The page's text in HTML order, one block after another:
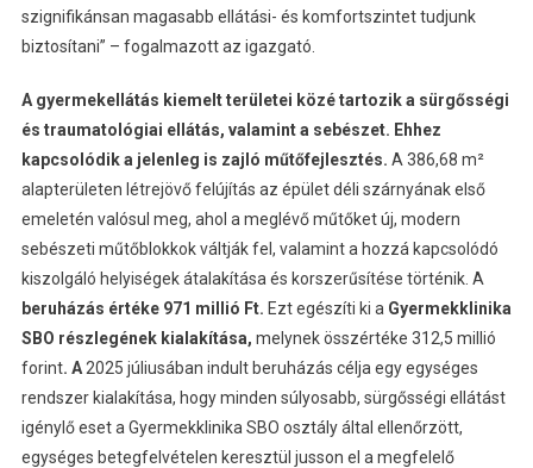
szignifikánsan magasabb ellátási- és komfortszintet tudjunk
biztosítani” – fogalmazott az igazgató.
A gyermekellátás kiemelt területei közé tartozik a sürgősségi
és traumatológiai ellátás, valamint a sebészet. Ehhez
kapcsolódik a jelenleg is zajló műtőfejlesztés. A 386,68 m²
alapterületen létrejövő felújítás az épület déli szárnyának első
emeletén valósul meg, ahol a meglévő műtőket új, modern
sebészeti műtőblokkok váltják fel, valamint a hozzá kapcsolódó
kiszolgáló helyiségek átalakítása és korszerűsítése történik. A
beruházás értéke 971 millió Ft. Ezt egészíti ki a Gyermekklinika
SBO részlegének kialakítása, melynek összértéke 312,5 millió
forint. A2025 júliusában indult beruházás célja egy egységes
rendszer kialakítása, hogy minden súlyosabb, sürgősségi ellátást
igénylő eset a Gyermekklinika SBO osztály által ellenőrzött,
egységes betegfelvételen keresztül jusson el a megfelelő